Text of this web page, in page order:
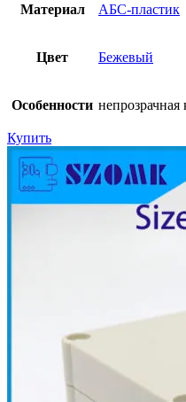
Материал АБС-пластик
Цвет Бежевый
Особенности
Купить